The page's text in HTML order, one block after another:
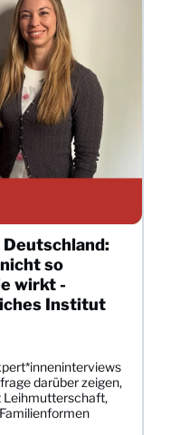
so
wirkt -
Institut
darüber zeigen,
Leihmutterschaft,